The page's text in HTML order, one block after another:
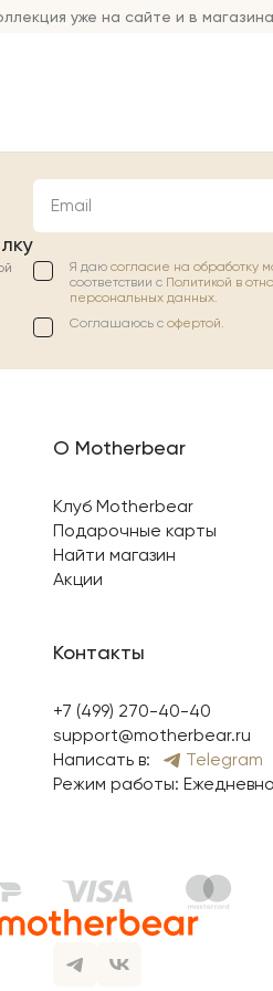
уже на сайте и в
Email
Я даю согласие на обработку
соответствии с Политикой в
персональных данных.
Соглашаюсь с офертой.
О Motherbear
Клуб Motherbear
Подарочные карты
Найти магазин
Акции
Контакты
+7 (499) 270-40-40
support@motherbear.ru
Написать в:
Telegram
Режим работы: